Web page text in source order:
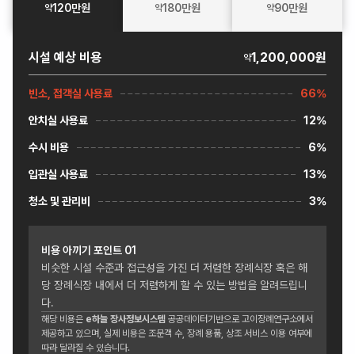
약120만원 약180만원 약90만원
시설 예상 비용 약1,200,000원
빈소, 접객실 사용료 66%
안치실 사용료 12%
수시 비용 6%
입관실 사용료 13%
청소 및 관리비 3%
비용 아끼기 포인트 01
비슷한 시설 수준과 접근성을 가진 더 저렴한 장례식장 혹은 해
당 장례식장 내에서 더 저렴하게 할 수 있는 방법을 알려드립니
다.
해당 비용은 e하늘 장사정보시스템 공공데이터기반으로 고이장례연구소에서
제공하고 있으며, 실제 비용은 조문객 수, 장례 용품, 상조 서비스 이용 여부에
따라 달라질 수 있습니다.